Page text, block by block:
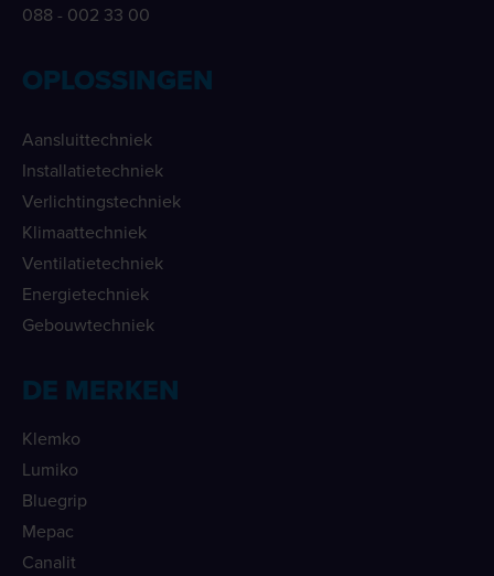
088 - 002 33 00
OPLOSSINGEN
Aansluittechniek
Installatietechniek
Verlichtingstechniek
Klimaattechniek
Ventilatietechniek
Energietechniek
Gebouwtechniek
DE MERKEN
Klemko
Lumiko
Bluegrip
Mepac
Canalit